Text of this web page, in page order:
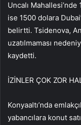
Uncalı
ise 1500 dolara
belirtti. Tsidenova,
uzatılmaması
kaydetti.
İZİNLER ÇOK ZOR
Konyaaltı’nda
yabancılara konut